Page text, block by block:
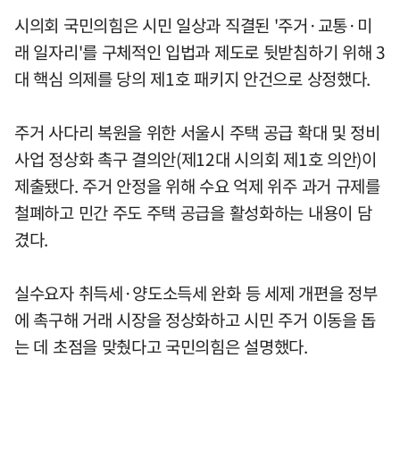
시의회 국민의힘은 시민 일상과 직결된 '주거·교통·미
래 일자리'를 구체적인 입법과 제도로 뒷받침하기 위해 3
대 핵심 의제를 당의 제1호 패키지 안건으로 상정했다.
주거 사다리 복원을 위한 서울시 주택 공급 확대 및 정비
사업 정상화 촉구 결의안(제12대 시의회 제1호 의안)이
제출됐다. 주거 안정을 위해 수요 억제 위주 과거 규제를
철폐하고 민간 주도 주택 공급을 활성화하는 내용이 담
겼다.
실수요자 취득세·양도소득세 완화 등 세제 개편을 정부
에 촉구해 거래 시장을 정상화하고 시민 주거 이동을 돕
는 데 초점을 맞췄다고 국민의힘은 설명했다.